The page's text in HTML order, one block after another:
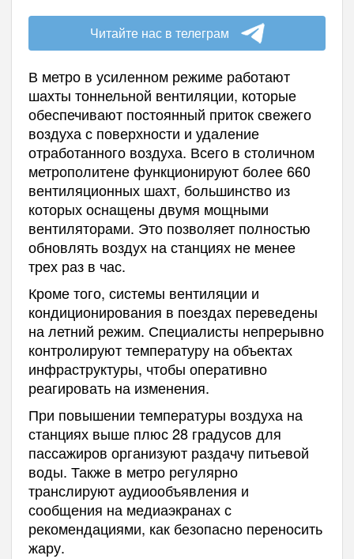
Читайте нас в телеграм
В метро в усиленном режиме работают
шахты тоннельной вентиляции, которые
обеспечивают постоянный приток свежего
воздуха с поверхности и удаление
отработанного воздуха. Всего в столичном
метрополитене функционируют более 660
вентиляционных шахт, большинство из
которых оснащены двумя мощными
вентиляторами. Это позволяет полностью
обновлять воздух на станциях не менее
трех раз в час.
Кроме того, системы вентиляции и
кондиционирования в поездах переведены
на летний режим. Специалисты непрерывно
контролируют температуру на объектах
инфраструктуры, чтобы оперативно
реагировать на изменения.
При повышении температуры воздуха на
станциях выше плюс 28 градусов для
пассажиров организуют раздачу питьевой
воды. Также в метро регулярно
транслируют аудиообъявления и
сообщения на медиаэкранах с
рекомендациями, как безопасно переносить
жару.